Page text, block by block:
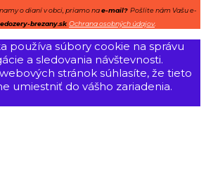
o dianí v obci, priamo nae-mail? Pošlite nám Vašu e-
brezany.skOchrana osobných údajov.
používa súbory cookie na správu
a sledovania návštevnosti.
stránok súhlasíte, že tieto
umiestniť do vášho zariadenia.